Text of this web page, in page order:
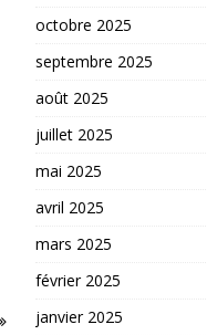
octobre 2025
septembre 2025
août 2025
juillet 2025
mai 2025
avril 2025
mars 2025
février 2025
janvier 2025